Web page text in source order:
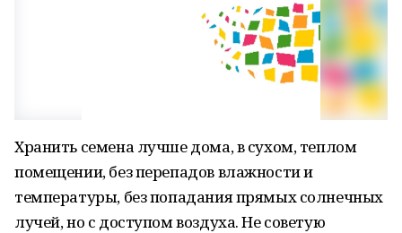
Хранить семена лучше дома, в сухом, теплом
помещении, без перепадов влажности и
температуры, без попадания прямых солнечных
лучей, но с доступом воздуха. Не советую